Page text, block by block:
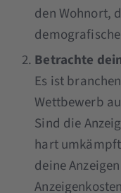
den Wohnort,
Betrachte
Es ist
Wettbewerb
Sind die
hart
deine